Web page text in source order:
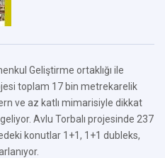
Geliştirme ortaklığı ile
toplam 17 bin metrekarelik
ve az katlı mimarisiyle dikkat
Avlu Torbalı projesinde 237
konutlar 1+1, 1+1 dubleks,